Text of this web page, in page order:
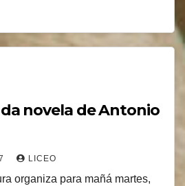
novela de Antonio
LICEO
organiza para mañá martes,